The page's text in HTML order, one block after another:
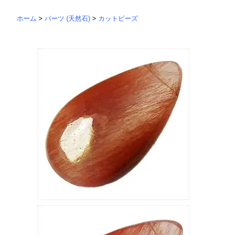
ホーム >パーツ (天然石) > カットビーズ